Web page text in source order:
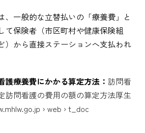
一般的な立替払いの「療養費」と
て保険者（市区町村や​​健康保険組
）から直接ステーションへ支払われ
護療養費にかかる算定方法： 訪問看
訪問看護の費用の額の算定方法厚生
› web › t_doc